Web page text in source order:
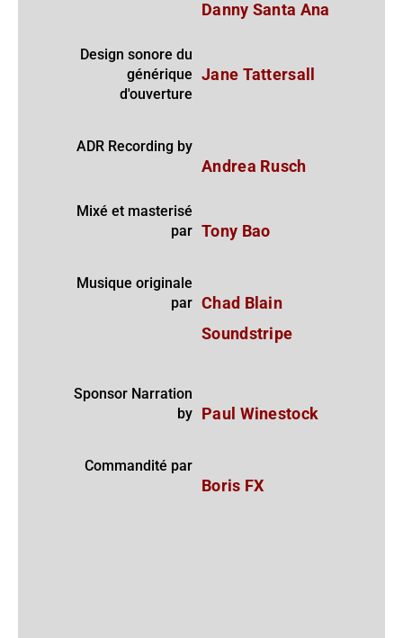
Danny Santa Ana
Design sonore du
générique
d'ouverture
Jane Tattersall
ADR Recording by
Andrea Rusch
Mixé et masterisé
par Tony Bao
Musique originale
par Chad Blain
Soundstripe
Sponsor Narration
by
Paul Winestock
Commandité par
Boris FX